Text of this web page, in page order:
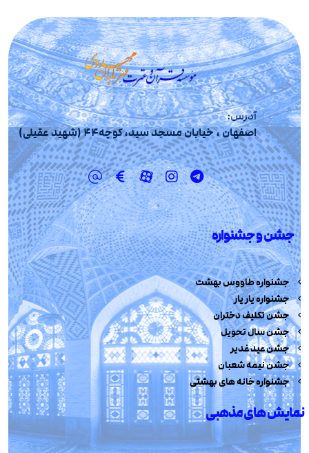
آدرس:
اصفهان ، خیابان مسجد سید، کوچه44 (شهید عقیلی)
جشن و جشنواره
جشنواره طاووس بهشت
جشنواره یار یار
جشن تکلیف دختران
جشن سال تحویل
جشن عید غدیر
جشن نیمه شعبان
جشنواره خانه های بهشتی
نمایش های مذهبی